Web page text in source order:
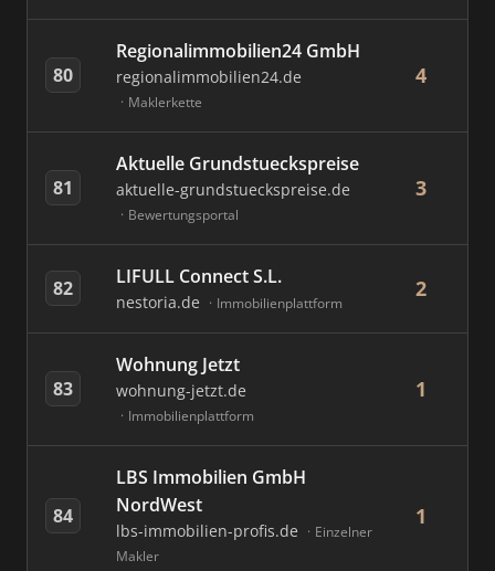
80
Regionalimmobilien24 GmbH
regionalimmobilien24.de
Maklerkette
4
81
Aktuelle Grundstueckspreise
aktuelle-grundstueckspreise.de
Bewertungsportal
3
82 LIFULL Connect S.L.
nestoria.de Immobilienplattform
2
83
Wohnung Jetzt
wohnung-jetzt.de
Immobilienplattform
1
84
LBS Immobilien GmbH
NordWest
lbs-immobilien-profis.de
Einzelner
Makler
1